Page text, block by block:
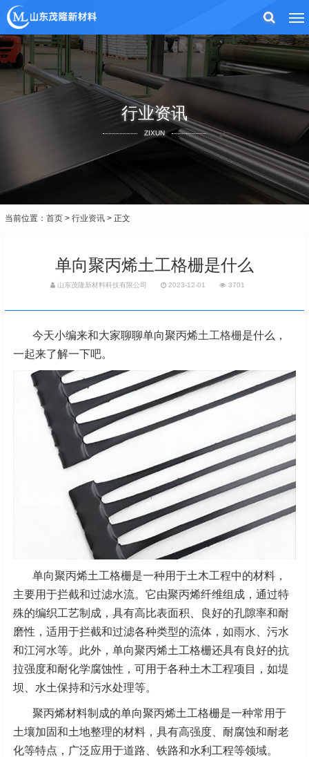
行业资讯
ZIXUN
当前位置： 首页 > 行业资讯 > 正文
单向聚丙烯土工格栅是什么
山东茂隆新材料科技有限公司 2023-12-01 3701
今天小编来和大家聊聊单向聚丙烯土工格栅是什么，
一起来了解一下吧。
单向聚丙烯土工格栅是一种用于土木工程中的材料，
主要用于拦截和过滤水流。它由聚丙烯纤维组成，通过特
殊的编织工艺制成，具有高比表面积、良好的孔隙率和耐
磨性，适用于拦截和过滤各种类型的流体，如雨水、污水
和江河水等。此外，单向聚丙烯土工格栅还具有良好的抗
拉强度和耐化学腐蚀性，可用于各种土木工程项目，如堤
坝、水土保持和污水处理等。
聚丙烯材料制成的单向聚丙烯土工格栅是一种常用于
土壤加固和土地整理的材料，具有高强度、耐腐蚀和耐老
化等特点，广泛应用于道路、铁路和水利工程等领域。